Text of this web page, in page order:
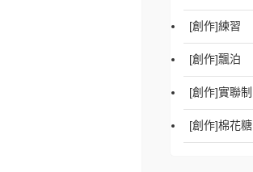
[創作]練習
[創作]飄泊
[創作]實聯制
[創作]棉花糖